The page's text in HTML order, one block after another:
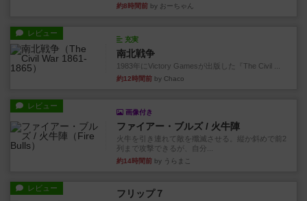
約8時間前 by おーちゃん
レビュー
充実
南北戦争
1983年にVictory Gamesが出版した『The Civil ...
約12時間前 by Chaco
レビュー
画像付き
ファイアー・ブルズ / 火牛陣
火牛を引き連れて敵を殲滅させる。縦か斜めで前2
列まで攻撃できるが、自分...
約14時間前 by うらまこ
レビュー フリップ７